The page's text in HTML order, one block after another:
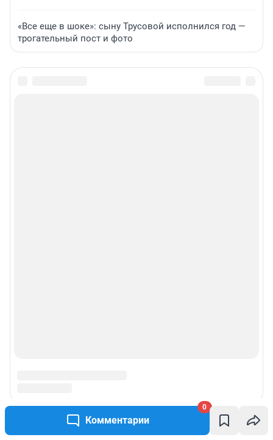
Комментарии
0
«Все еще в шоке»: сыну Трусовой исполнился год —
трогательный пост и фото